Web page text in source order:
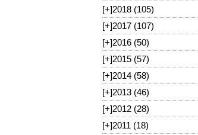
[+]2018 (105)
[+]2017 (107)
[+]2016 (50)
[+]2015 (57)
[+]2014 (58)
[+]2013 (46)
[+]2012 (28)
[+]2011 (18)